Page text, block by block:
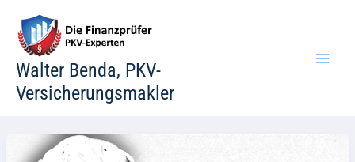
Inhalt
springen
Walter Benda, PKV-
Versicherungsmakler